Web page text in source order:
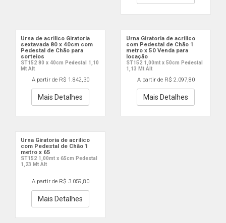
Urna de acrilico Giratoria
sextavada 80 x 40cm com
Pedestal de Chão para
sorteios
ST152 80 x 40cm Pedestal 1,10
Mt Alt
A partir de R$ 1.842,30
Mais Detalhes
Urna Giratoria de acrilico
com Pedestal de Chão 1
metro x 50 Venda para
locação
ST152 1,00mt x 50cm Pedestal
1,13 Mt Alt
A partir de R$ 2.097,80
Mais Detalhes
Urna Giratoria de acrilico
com Pedestal de Chão 1
metro x 65
ST152 1,00mt x 65cm Pedestal
1,23 Mt Alt
A partir de R$ 3.059,80
Mais Detalhes